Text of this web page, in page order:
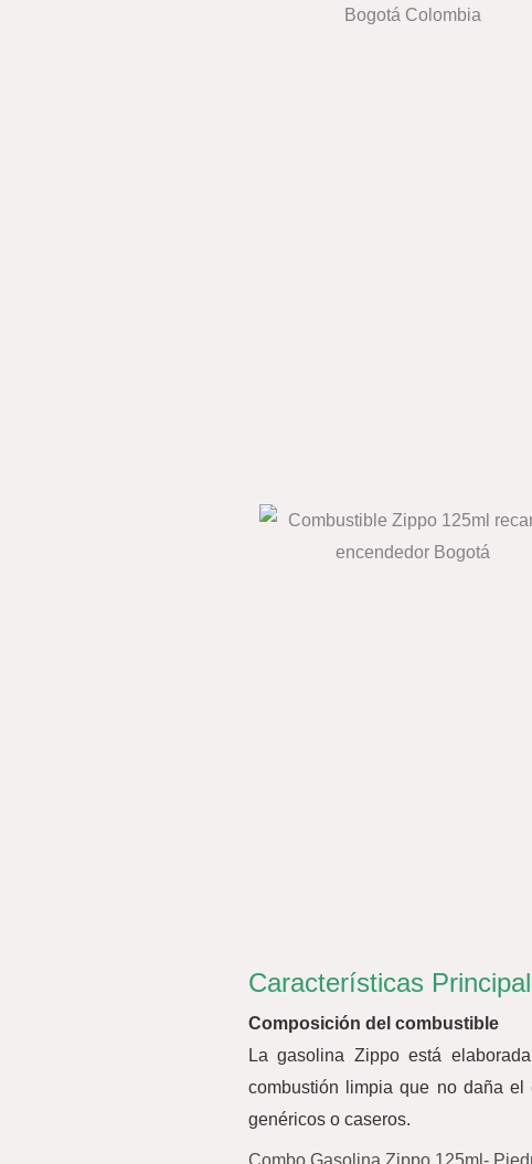
Características
Composición del combustible
La gasolina Zippo está
combustión limpia que no daña
genéricos o caseros.
Combo Gasolina Zippo 125ml-